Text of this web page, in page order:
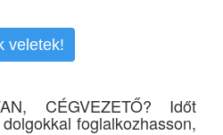
veletek!
CÉGVEZETŐ? Időt
foglalkozhasson,